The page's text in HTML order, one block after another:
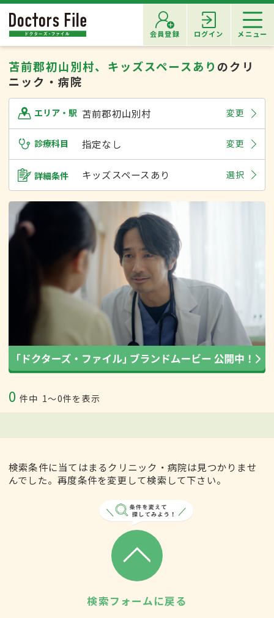
会員登録 ログイン メニュー
苫前郡初山別村、キッズスペースあり のクリ
ニック・病院
エリア・駅 苫前郡初山別村 変更
診療科目 指定なし 変更
詳細条件 キッズスペースあり 選択
0 件中 1〜0件を表示
検索条件に当てはまるクリニック・病院は見つかりませ
んでした。再度条件を変更して検索して下さい。
検索フォームに戻る